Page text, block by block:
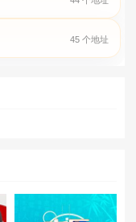
20260424
2026050245 个地址